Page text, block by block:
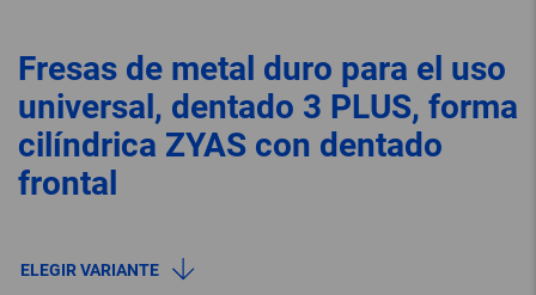
Fresas de metal duro para el uso
universal, dentado 3 PLUS, forma
cilíndrica ZYAS con dentado
frontal
ELEGIR VARIANTE